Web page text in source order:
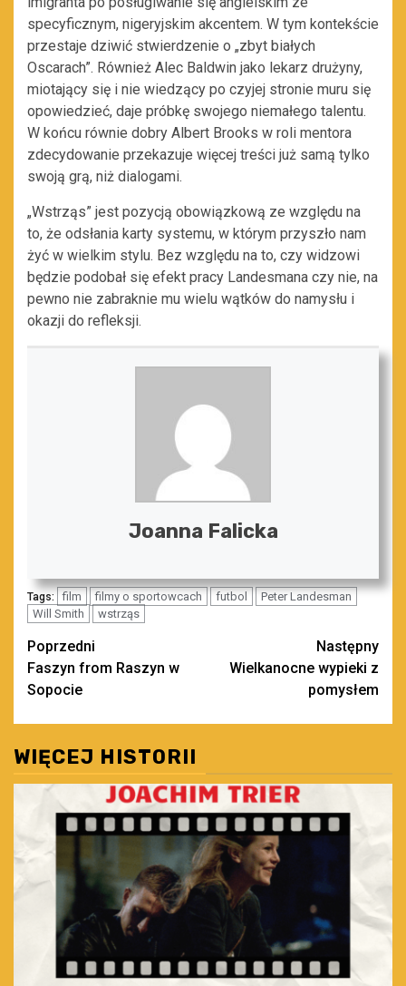
specyficznym, nigeryjskim akcentem. W tym kontekście
przestaje dziwić stwierdzenie o „zbyt białych
Oscarach”. Również Alec Baldwin jako lekarz drużyny,
miotający się i nie wiedzący po czyjej stronie muru się
opowiedzieć, daje próbkę swojego niemałego talentu.
W końcu równie dobry Albert Brooks w roli mentora
zdecydowanie przekazuje więcej treści już samą tylko
swoją grą, niż dialogami.
„Wstrząs” jest pozycją obowiązkową ze względu na
to, że odsłania karty systemu, w którym przyszło nam
żyć w wielkim stylu. Bez względu na to, czy widzowi
będzie podobał się efekt pracy Landesmana czy nie, na
pewno nie zabraknie mu wielu wątków do namysłu i
okazji do refleksji.
Joanna Falicka
Tags: film filmy o sportowcach futbol
Peter Landesman
Will Smith
wstrząs
Zobacz
wpisy
Poprzedni
Faszyn from Raszyn w
Sopocie
Następny
Wielkanocne wypieki z
pomysłem
WIĘCEJ HISTORII